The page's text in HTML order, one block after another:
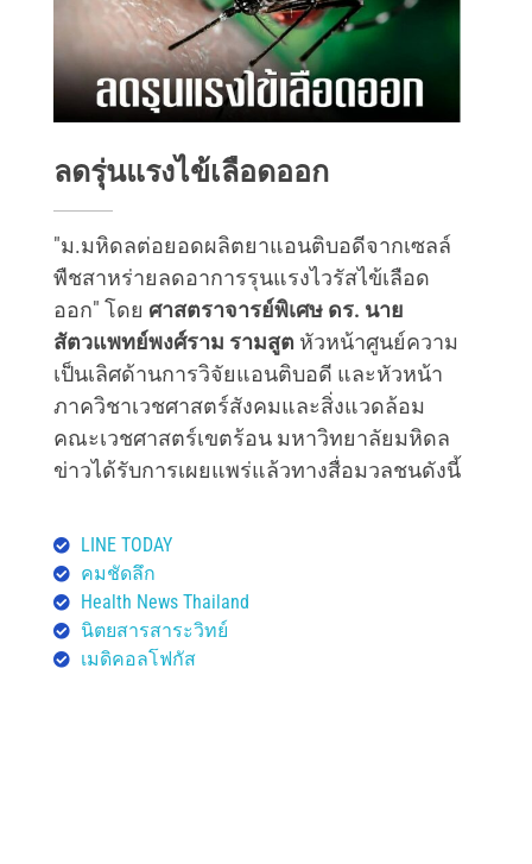
ลดรุ่นแรงไข้เลือดออก
"ม.มหิดลต่อยอดผลิตยาแอนติบอดีจากเซลล์
พืชสาหร่ายลดอาการรุนแรงไวรัสไข้เลือด
ออก" โดย ศาสตราจารย์พิเศษ ดร. นาย
สัตวแพทย์พงศ์ราม รามสูต หัวหน้าศูนย์ความ
เป็นเลิศด้านการวิจัยแอนติบอดี และหัวหน้า
ภาควิชาเวชศาสตร์สังคมและสิ่งแวดล้อม
คณะเวชศาสตร์เขตร้อน มหาวิทยาลัยมหิดล
ข่าวได้รับการเผยแพร่แล้วทางสื่อมวลชนดังนี้
LINE TODAY
คมชัดลึก
Health News Thailand
นิตยสารสาระวิทย์
เมดิคอลโฟกัส